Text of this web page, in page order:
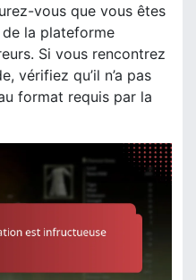
vous que vous êtes
la plateforme
Si vous rencontrez
vérifiez qu’il n’a pas
format requis par la